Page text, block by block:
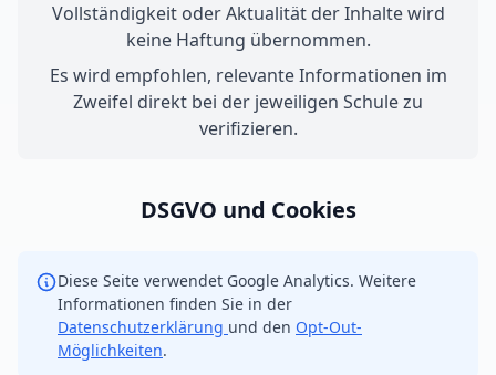
Vollständigkeit oder Aktualität der Inhalte wird
keine Haftung übernommen.
Es wird empfohlen, relevante Informationen im
Zweifel direkt bei der jeweiligen Schule zu
verifizieren.
DSGVO und Cookies
Diese Seite verwendet Google Analytics. Weitere
Informationen finden Sie in der
Datenschutzerklärung und den Opt-Out-
Möglichkeiten.